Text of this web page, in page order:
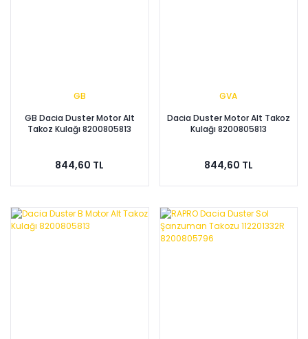
GB
GB Dacia Duster Motor Alt
Takoz Kulağı 8200805813
844,60 TL
GVA
Dacia Duster Motor Alt Takoz
Kulağı 8200805813
844,60 TL